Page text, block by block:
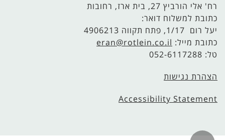
רח' אלי הורביץ 27, בית ארז, רחובות
כתובת למשלוח דואר:
יעל רום 1/17, פתח תקווה 4906213
כתובת מייל: eran@rotlein.co.il
טל: 052-6117288
הצהרת נגישות
Accessibility Statement